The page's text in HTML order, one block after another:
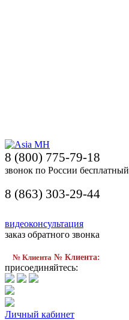
8 (800) 775-79-18
звонок по России бесплатный
8 (863) 303-29-44
видеоконсультация
заказ обратного звонка
№ Клиента № Клиента:
присоединяйтесь:
Личный кабинет